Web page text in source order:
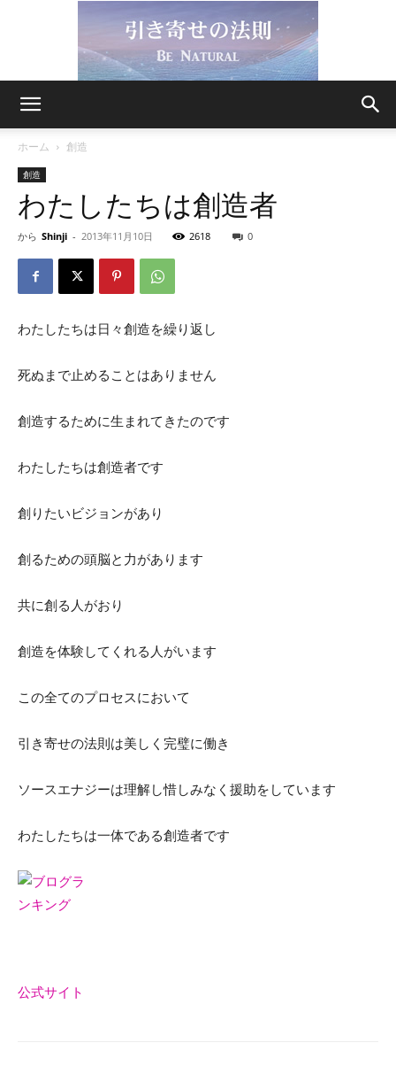
き
タ
ホーム 創造
創造
わたしたちは創造者
から Shinji - 2013年11月10日 2618 0
わたしたちは日々創造を繰り返し
死ぬまで止めることはありません
創造するために生まれてきたのです
わたしたちは創造者です
創りたいビジョンがあり
創るための頭脳と力があります
共に創る人がおり
創造を体験してくれる人がいます
この全てのプロセスにおいて
引き寄せの法則は美しく完璧に働き
ソースエナジーは理解し惜しみなく援助をしています
わたしたちは一体である創造者です
公式サイト